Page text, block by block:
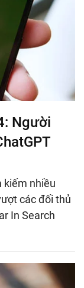
Người
kiếm nhiều
các đối thủ
In Search